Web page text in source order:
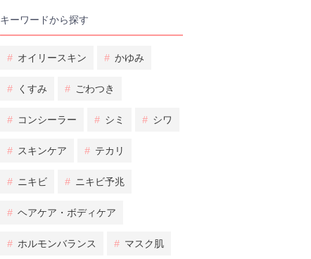
キーワードから探す
# オイリースキン # かゆみ
# くすみ # ごわつき
# コンシーラー # シミ # シワ
# スキンケア # テカリ
# ニキビ # ニキビ予兆
# ヘアケア・ボディケア
# ホルモンバランス # マスク肌